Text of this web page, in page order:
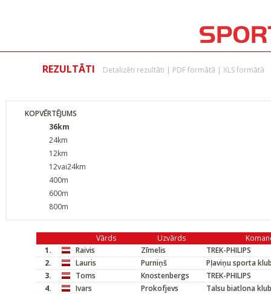
REZULTĀTI Detalizēti rezultāti | PDF formātā | XLS formātā
KOPVĒRTĒJUMS
36km
24km
12km
12vai24km
400m
600m
800m
Vārds Uzvārds
1.
Raivis Zīmelis
TREK-PHILIPS
2.
Lauris Purniņš
Pļaviņu sporta
3.
Toms Knostenbergs
TREK-PHILIPS
4.
Ivars Prokofjevs
Talsu biatlona